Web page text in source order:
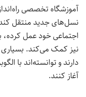
آموزشگاه تخصصی
نسل‌های جدید منتقل کند.
اجتماعی خود عمل
نیز کمک می‌کند. بسیاری
دارند و توانسته‌اند با
آغاز کنند.